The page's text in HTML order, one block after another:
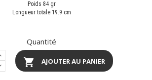
Poids 84 gr
Longueur totale 19.9 cm
Quantité
 AJOUTER AU PANIER